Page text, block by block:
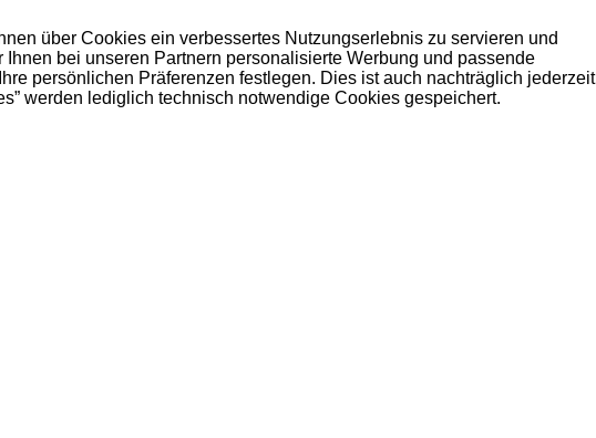
über Cookies ein verbessertes Nutzungserlebnis zu servieren und
bei unseren Partnern personalisierte Werbung und passende
persönlichen Präferenzen festlegen. Dies ist auch nachträglich jederzeit
werden lediglich technisch notwendige Cookies gespeichert.